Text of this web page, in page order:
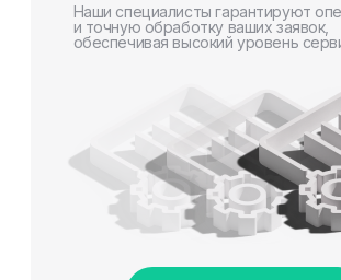
Наши специалисты гарантируют
и точную обработку ваших заявок,
обеспечивая высокий уровень